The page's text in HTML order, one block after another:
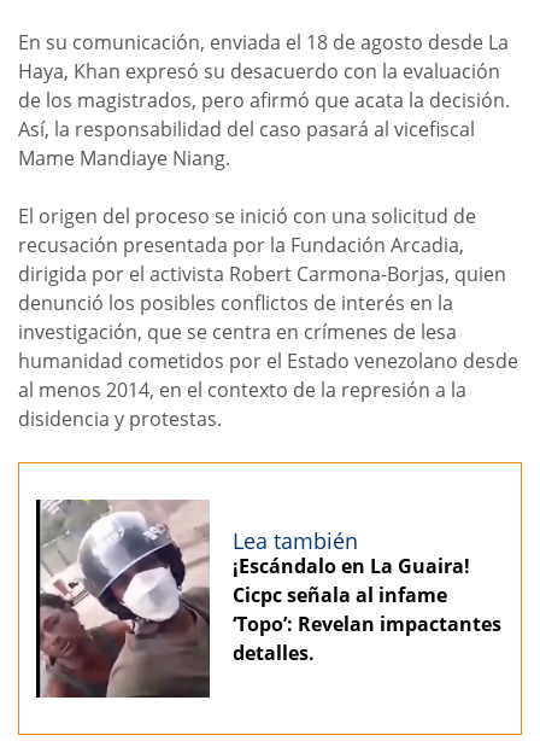
En su comunicación, enviada el 18 de agosto desde La
Haya, Khan expresó su desacuerdo con la evaluación
de los magistrados, pero afirmó que acata la decisión.
Así, la responsabilidad del caso pasará al vicefiscal
Mame Mandiaye Niang.
El origen del proceso se inició con una solicitud de
recusación presentada por la Fundación Arcadia,
dirigida por el activista Robert Carmona-Borjas, quien
denunció los posibles conflictos de interés en la
investigación, que se centra en crímenes de lesa
humanidad cometidos por el Estado venezolano desde
al menos 2014, en el contexto de la represión a la
disidencia y protestas.
Lea también
¡Escándalo en La Guaira!
Cicpc señala al infame
‘Topo’: Revelan impactantes
detalles.